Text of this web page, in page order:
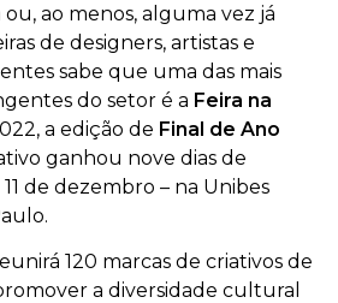
ao menos, alguma vez já
de designers, artistas e
sabe que uma das mais
do setor é a Feira na
a edição de Final de Ano
ganhou nove dias de
de dezembro – na Unibes
120 marcas de criativos de
a diversidade cultural